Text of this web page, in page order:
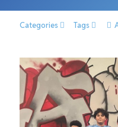
Categories Tags